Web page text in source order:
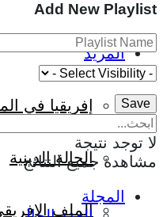
المزيد
إفريقيا في
الحالة الدينية
الملف
Add New Playlist
لا توجد نتيجة
مشاهدة جميع النتائج
المجلة